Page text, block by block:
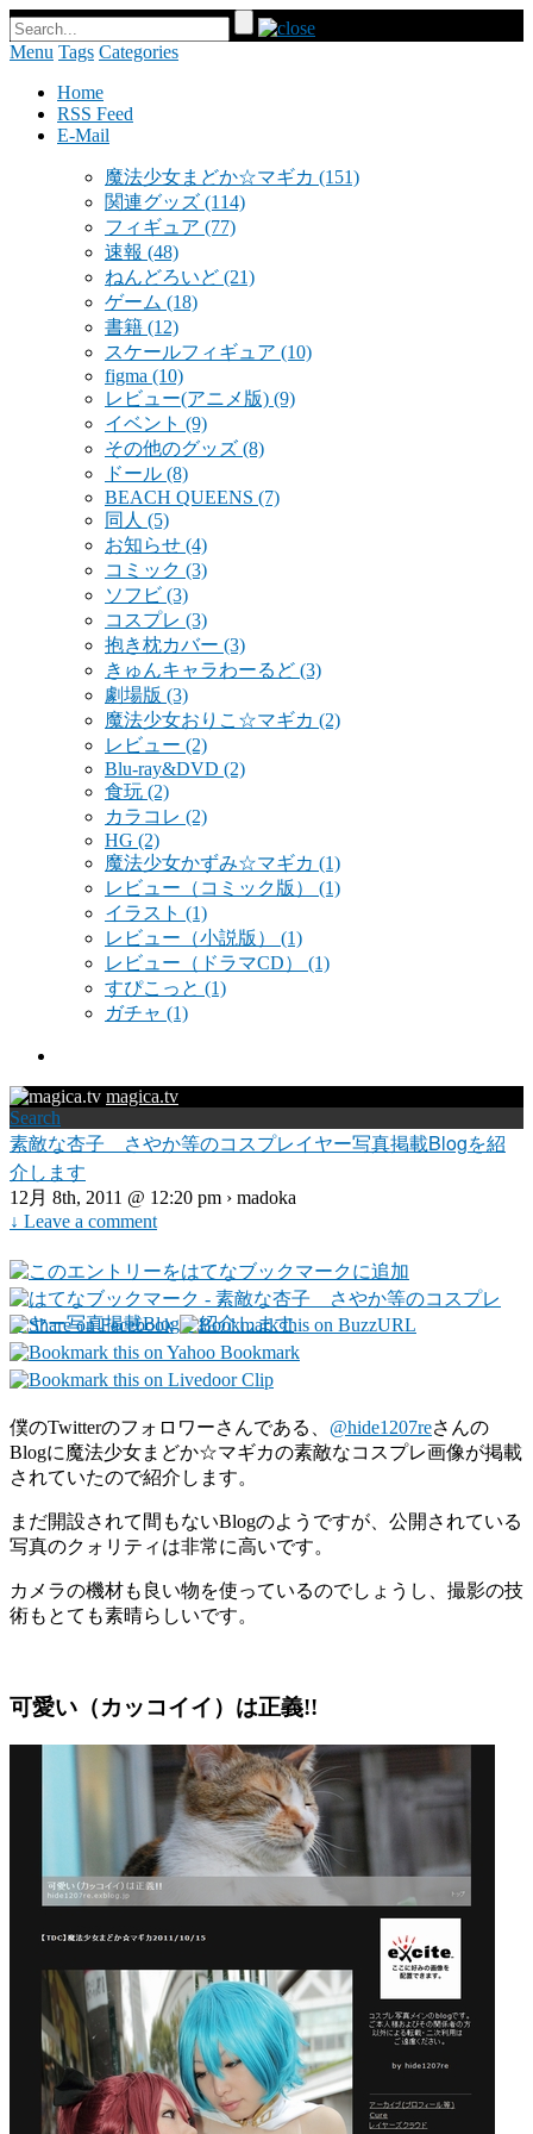
Menu Tags Categories
Home
RSS Feed
E-Mail
魔法少女まどか☆マギカ (151)
関連グッズ (114)
フィギュア (77)
速報 (48)
ねんどろいど (21)
ゲーム (18)
書籍 (12)
スケールフィギュア (10)
figma (10)
レビュー(アニメ版) (9)
イベント (9)
その他のグッズ (8)
ドール (8)
BEACH QUEENS (7)
同人 (5)
お知らせ (4)
コミック (3)
ソフビ (3)
コスプレ (3)
抱き枕カバー (3)
きゅんキャラわーるど (3)
劇場版 (3)
魔法少女おりこ☆マギカ (2)
レビュー (2)
Blu-ray&DVD (2)
食玩 (2)
カラコレ (2)
HG (2)
魔法少女かずみ☆マギカ (1)
レビュー（コミック版） (1)
イラスト (1)
レビュー（小説版） (1)
レビュー（ドラマCD） (1)
すぴこっと (1)
ガチャ (1)
magica.tv
Search
素敵な杏子 さやか等のコスプレイヤー写真掲載Blogを紹
介します
12月 8th, 2011 @ 12:20 pm › madoka
↓ Leave a comment
僕のTwitterのフォロワーさんである、 @hide1207reさんの
Blogに魔法少女まどか☆マギカの素敵なコスプレ画像が掲載
されていたので紹介します。
まだ開設されて間もないBlogのようですが、公開されている
写真のクォリティは非常に高いです。
カメラの機材も良い物を使っているのでしょうし、撮影の技
術もとても素晴らしいです。
可愛い（カッコイイ）は正義!!